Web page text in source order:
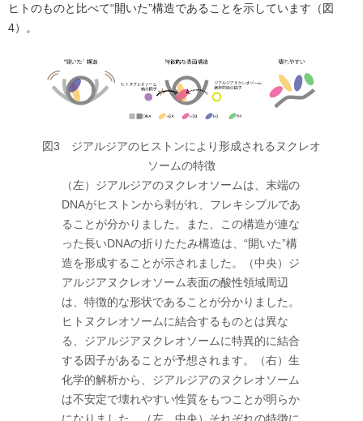
ヒトのものと比べて“開いた”構造であることを示しています（図
4）。
図3 ジアルジアのヒストンにより形成されるヌクレオ
ソームの特徴
（左）ジアルジアのヌクレオソームは、末端の
DNAがヒストンから剥がれ、フレキシブルであ
ることが分かりました。また、この構造が連な
った長いDNAの折りたたみ構造は、“開いた”構
造を形成することが示されました。（中央）ジ
アルジアヌクレオソーム表面の酸性領域周辺
は、特徴的な形状であることが分かりました。
ヒトヌクレオソームに結合するものとは異な
る、ジアルジアヌクレオソームに特異的に結合
する因子があることが予想されます。（右）生
化学的解析から、ジアルジアのヌクレオソーム
は不安定で壊れやすい性質をもつことが明らか